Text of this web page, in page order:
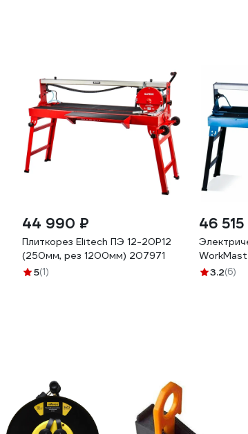
44 990 ₽
Плиткорез Elitech ПЭ 12-20Р12
(250мм, рез 1200мм) 207971
5(1)
46 515
3.2(6)